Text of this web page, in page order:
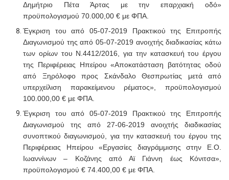
Δημήτριο Πέτα Άρτας με την επαρχιακή οδό»
προϋπολογισμού 70.000,00 € με ΦΠΑ.
Έγκριση του από 05-07-2019 Πρακτικού της Επιτροπής
Διαγωνισμού της από 05-07-2019 ανοιχτής διαδικασίας κάτω
των ορίων του Ν.4412/2016, για την κατασκευή του έργου
της Περιφέρειας Ηπείρου «Αποκατάσταση βατότητας οδού
από Ξηρόλοφο προς Σκάνδαλο Θεσπρωτίας μετά από
υπερχείλιση παρακείμενου ρέματος», προϋπολογισμού
100.000,00 € με ΦΠΑ.
Έγκριση του από 05-07-2019 Πρακτικού της Επιτροπής
Διαγωνισμού της από 27-06-2019 ανοιχτής διαδικασίας
συνοπτικού διαγωνισμού , για την κατασκευή του έργου της
Περιφέρειας Ηπείρου «Εργασίες διαγράμμισης στην Ε.Ο.
Ιωαννίνων – Κοζάνης από Αϊ Γιάννη έως Κόνιτσα»,
προϋπολογισμού € 74.400,00 € με ΦΠΑ.